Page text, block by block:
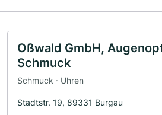
Oßwald GmbH,
Schmuck
Schmuck · Uhren
Stadtstr. 19, 89331 Burgau